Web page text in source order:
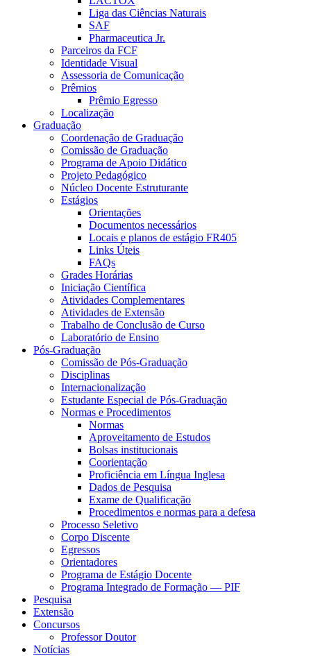
Liga das Ciências Naturais
SAF
Pharmaceutica Jr.
Parceiros da FCF
Identidade Visual
Assessoria de Comunicação
Prêmios
Prêmio Egresso
Localização
Graduação
Coordenação de Graduação
Comissão de Graduação
Programa de Apoio Didático
Projeto Pedagógico
Núcleo Docente Estruturante
Estágios
Orientações
Documentos necessários
Locais e planos de estágio FR405
Links Úteis
FAQs
Grades Horárias
Iniciação Científica
Atividades Complementares
Atividades de Extensão
Trabalho de Conclusão de Curso
Laboratório de Ensino
Pós-Graduação
Comissão de Pós-Graduação
Disciplinas
Internacionalização
Estudante Especial de Pós-Graduação
Normas e Procedimentos
Normas
Aproveitamento de Estudos
Bolsas institucionais
Coorientação
Proficiência em Língua Inglesa
Dados de Pesquisa
Exame de Qualificação
Procedimentos e normas para a defesa
Processo Seletivo
Corpo Discente
Egressos
Orientadores
Programa de Estágio Docente
Programa Integrado de Formação — PIF
Pesquisa
Extensão
Concursos
Professor Doutor
Notícias